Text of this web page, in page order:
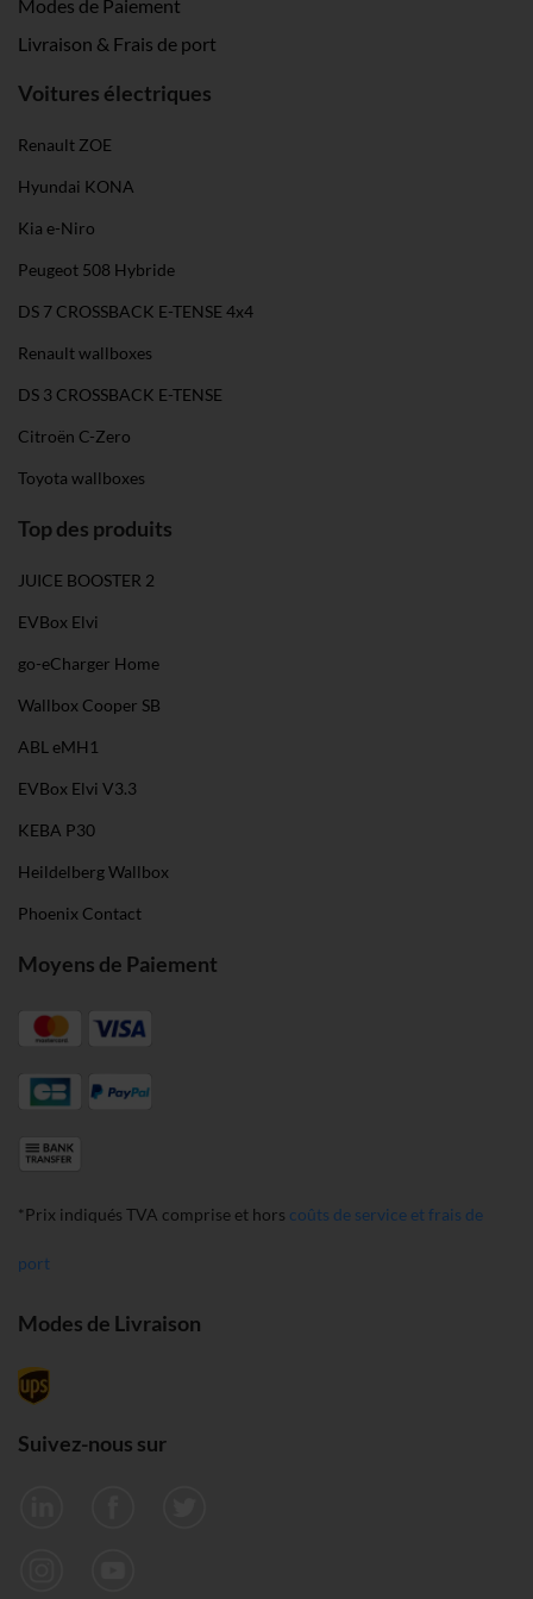
unserer Datenschutzerklärung
Modes de Paiement
Livraison & Frais de port
Voitures électriques
Renault ZOE
Hyundai KONA
Kia e-Niro
Peugeot 508 Hybride
DS 7 CROSSBACK E-TENSE 4x4
Renault wallboxes
DS 3 CROSSBACK E-TENSE
Citroën C-Zero
Toyota wallboxes
Top des produits
JUICE BOOSTER 2
EVBox Elvi
go-eCharger Home
Wallbox Cooper SB
ABL eMH1
EVBox Elvi V3.3
KEBA P30
Heildelberg Wallbox
Phoenix Contact
Moyens de Paiement
*Prix indiqués TVA comprise et hors coûts de service et frais de
port
Modes de Livraison
Suivez-nous sur